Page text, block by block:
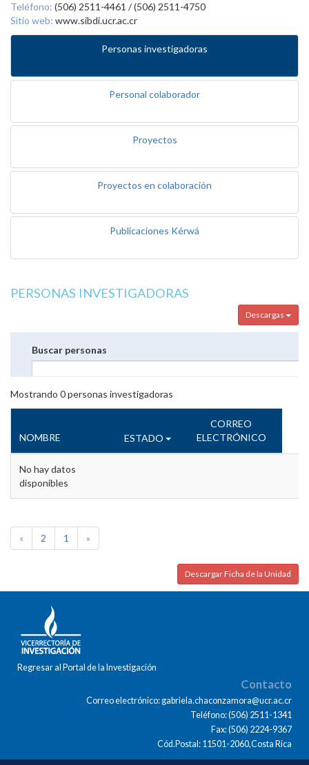
Teléfono: (506) 2511-4461 / (506) 2511-4750
Sitio web: www.sibdi.ucr.ac.cr
Personas investigadoras
Personal colaborador
Proyectos
Proyectos en colaboración
Publicaciones Kérwá
PERSONAS INVESTIGADORAS
Descargas
Buscar personas
Mostrando 0personas investigadoras
NOMBRE ESTADO
CORREO
ELECTRÓNICO
No hay datos
disponibles
« 2 1 »
Descargar Ficha de la Unidad
Regresar al Portal de la Investigación
Contacto
Correo electrónico: gabriela.chaconzamora@ucr.ac.cr
Teléfono: (506) 2511-1341
Fax: (506) 2224-9367
Cód.Postal: 11501-2060,Costa Rica